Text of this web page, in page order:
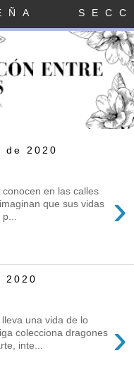
de 2020
›
en las calles
que sus vidas
2020
›
una vida de lo
colecciona dragones
inte...